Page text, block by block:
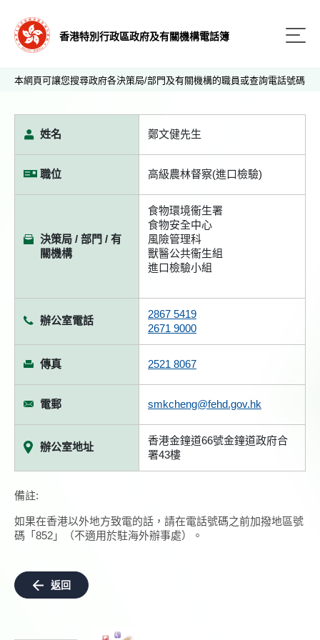
香港特別行政區政府及有關機構電話簿
本網頁可讓您搜尋政府各決策局/部門及有關機構的職員或查詢電話號碼
姓名 鄭文健先生
職位 高級農林督察(進口檢驗)
決策局 / 部門 / 有
關機構
食物環境衞生署
食物安全中心
風險管理科
獸醫公共衞生組
進口檢驗小組
辦公室電話
2867 5419
2671 9000
傳真 2521 8067
電郵 smkcheng@fehd.gov.hk
辦公室地址
香港金鐘道66號金鐘道政府合
署43樓
備註:
如果在香港以外地方致電的話，請在電話號碼之前加撥地區號
碼「852」（不適用於駐海外辦事處）。
返回